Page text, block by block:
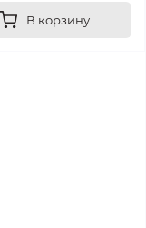
В корзину